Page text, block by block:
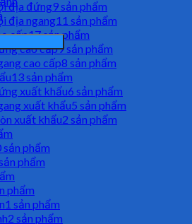
địa đứng9 sản phẩm
địa ngang11 sản phẩm
cấp17 sản phẩm
cao cấp9 sản phẩm
cao cấp8 sản phẩm
13 sản phẩm
xuất khẩu6 sản phẩm
xuất khẩu5 sản phẩm
xuất khẩu2 sản phẩm
sản phẩm
phẩm
phẩm
1 sản phẩm
2 sản phẩm